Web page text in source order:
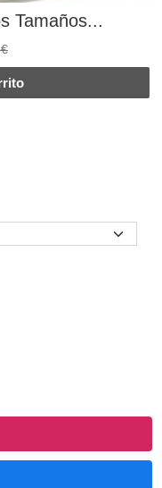
Tamaños...